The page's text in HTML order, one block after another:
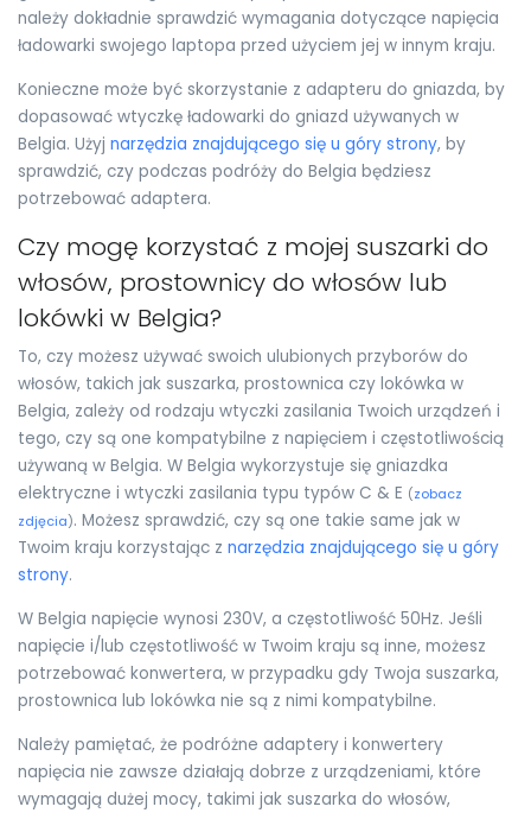
należy dokładnie sprawdzić wymagania dotyczące napięcia
ładowarki swojego laptopa przed użyciem jej w innym kraju.
Konieczne może być skorzystanie z adapteru do gniazda, by
dopasować wtyczkę ładowarki do gniazd używanych w
Belgia. Użyj narzędzia znajdującego się u góry strony, by
sprawdzić, czy podczas podróży do Belgia będziesz
potrzebować adaptera.
Czy mogę korzystać z mojej suszarki do
włosów, prostownicy do włosów lub
lokówki w Belgia?
To, czy możesz używać swoich ulubionych przyborów do
włosów, takich jak suszarka, prostownica czy lokówka w
Belgia, zależy od rodzaju wtyczki zasilania Twoich urządzeń i
tego, czy są one kompatybilne z napięciem i częstotliwością
używaną w Belgia. W Belgia wykorzystuje się gniazdka
elektryczne i wtyczki zasilania typu typów C & E (zobacz
zdjęcia). Możesz sprawdzić, czy są one takie same jak w
Twoim kraju korzystając z narzędzia znajdującego się u góry
strony.
W Belgia napięcie wynosi 230V, a częstotliwość 50Hz. Jeśli
napięcie i/lub częstotliwość w Twoim kraju są inne, możesz
potrzebować konwertera, w przypadku gdy Twoja suszarka,
prostownica lub lokówka nie są z nimi kompatybilne.
Należy pamiętać, że podróżne adaptery i konwertery
napięcia nie zawsze działają dobrze z urządzeniami, które
wymagają dużej mocy, takimi jak suszarka do włosów,